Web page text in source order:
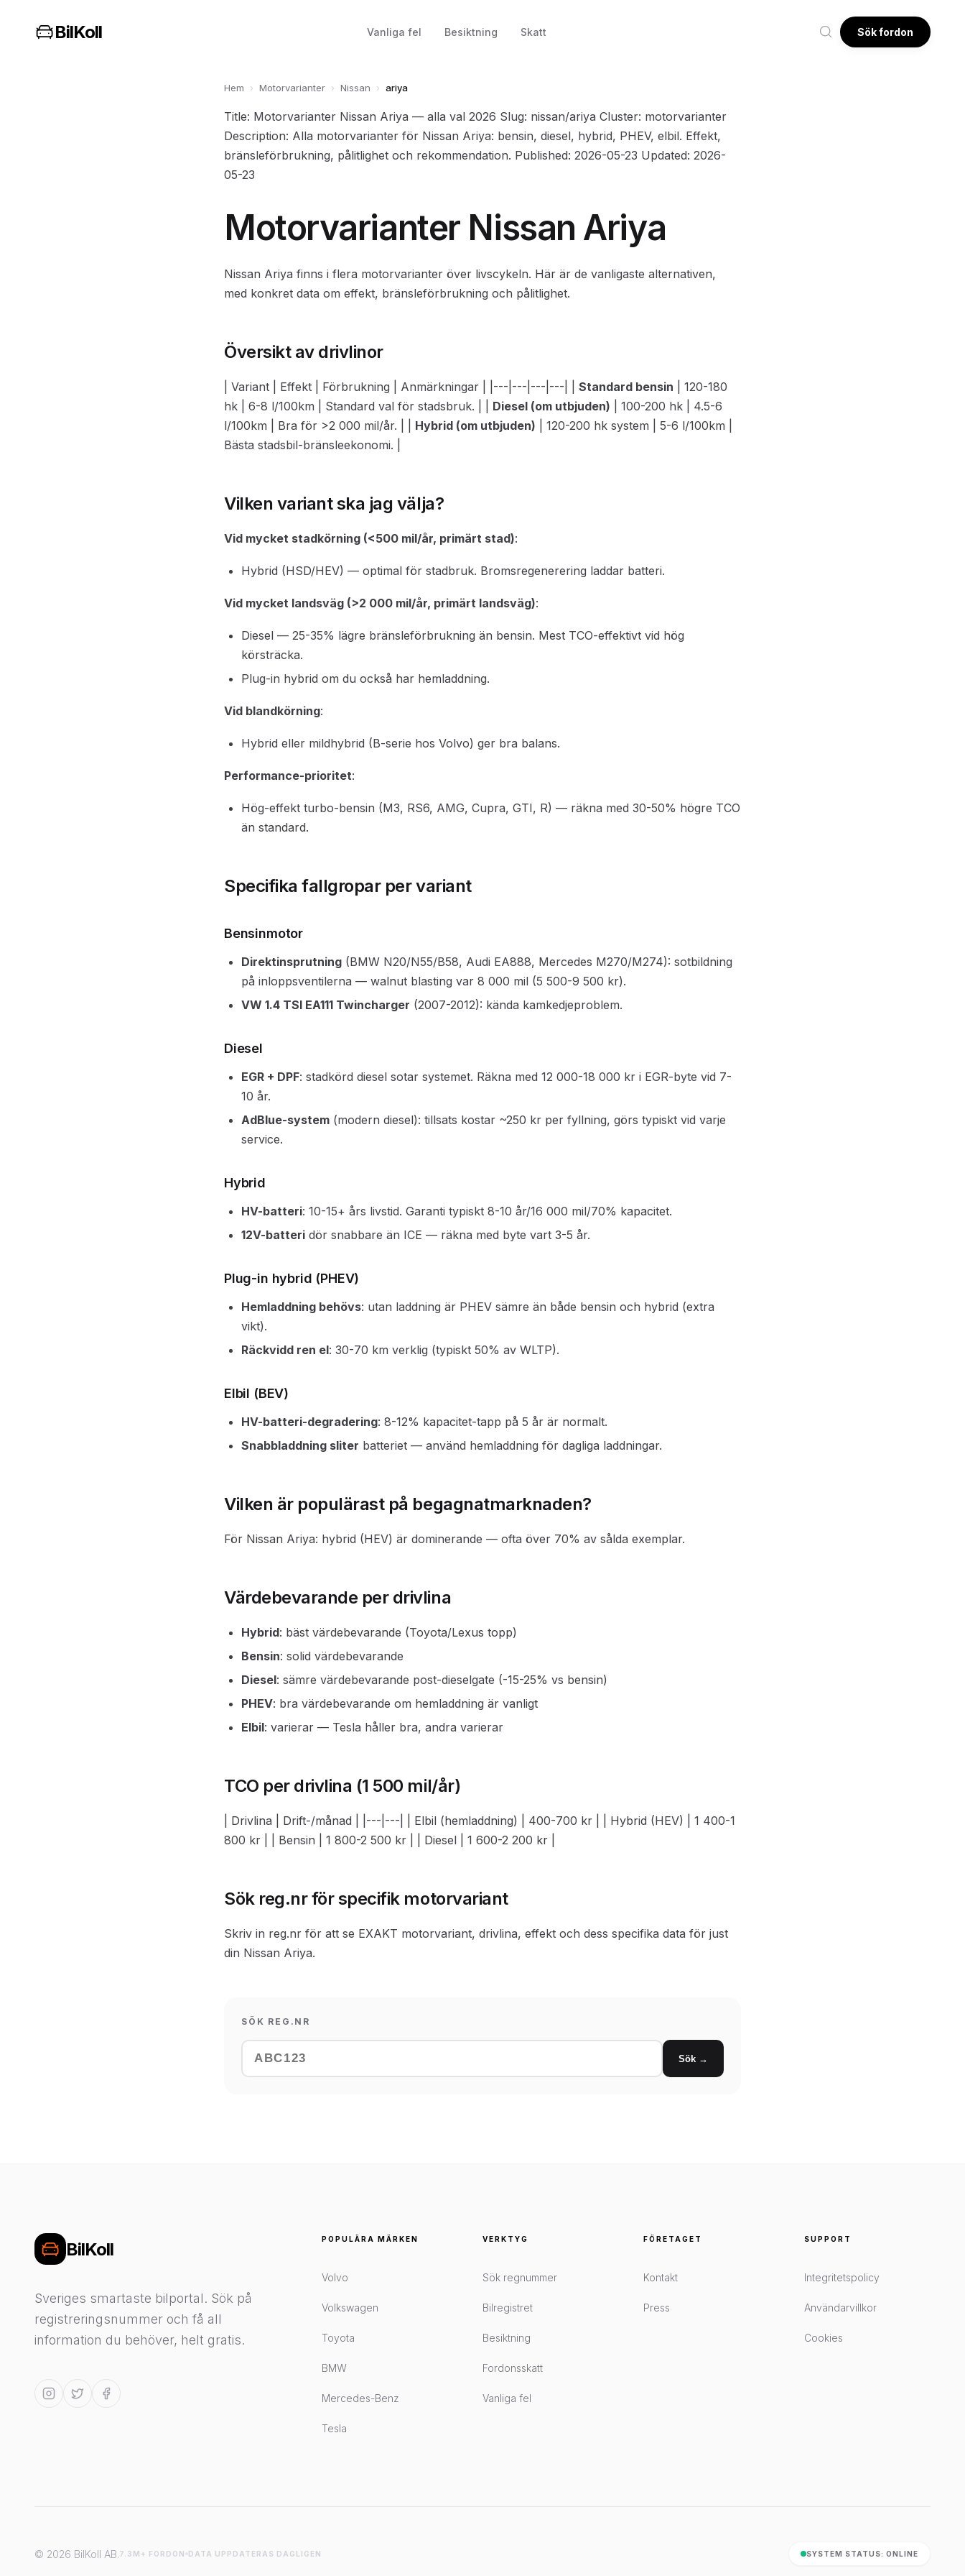
BilKoll Vanliga fel Besiktning Skatt Sök fordon
Hem › Motorvarianter › Nissan › ariya
Title: Motorvarianter Nissan Ariya — alla val 2026 Slug: nissan/ariya Cluster: motorvarianter
Description: Alla motorvarianter för Nissan Ariya: bensin, diesel, hybrid, PHEV, elbil. Effekt,
bränsleförbrukning, pålitlighet och rekommendation. Published: 2026-05-23 Updated: 2026-
05-23
Motorvarianter Nissan Ariya
Nissan Ariya finns i flera motorvarianter över livscykeln. Här är de vanligaste alternativen,
med konkret data om effekt, bränsleförbrukning och pålitlighet.
Översikt av drivlinor
| Variant | Effekt | Förbrukning | Anmärkningar | |---|---|---|---| | Standard bensin | 120-180
hk | 6-8 l/100km | Standard val för stadsbruk. | | Diesel (om utbjuden) | 100-200 hk | 4.5-6
l/100km | Bra för >2 000 mil/år. | | Hybrid (om utbjuden) | 120-200 hk system | 5-6 l/100km |
Bästa stadsbil-bränsleekonomi. |
Vilken variant ska jag välja?
Vid mycket stadkörning (<500 mil/år, primärt stad):
Hybrid (HSD/HEV) — optimal för stadbruk. Bromsregenerering laddar batteri.
Vid mycket landsväg (>2 000 mil/år, primärt landsväg):
Diesel — 25-35% lägre bränsleförbrukning än bensin. Mest TCO-effektivt vid hög
körsträcka.
Plug-in hybrid om du också har hemladdning.
Vid blandkörning:
Hybrid eller mildhybrid (B-serie hos Volvo) ger bra balans.
Performance-prioritet:
Hög-effekt turbo-bensin (M3, RS6, AMG, Cupra, GTI, R) — räkna med 30-50% högre TCO
än standard.
Specifika fallgropar per variant
Bensinmotor
Direktinsprutning (BMW N20/N55/B58, Audi EA888, Mercedes M270/M274): sotbildning
på inloppsventilerna — walnut blasting var 8 000 mil (5 500-9 500 kr).
VW 1.4 TSI EA111 Twincharger (2007-2012): kända kamkedjeproblem.
Diesel
EGR + DPF: stadkörd diesel sotar systemet. Räkna med 12 000-18 000 kr i EGR-byte vid 7-
10 år.
AdBlue-system (modern diesel): tillsats kostar ~250 kr per fyllning, görs typiskt vid varje
service.
Hybrid
HV-batteri: 10-15+ års livstid. Garanti typiskt 8-10 år/16 000 mil/70% kapacitet.
12V-batteri dör snabbare än ICE — räkna med byte vart 3-5 år.
Plug-in hybrid (PHEV)
Hemladdning behövs: utan laddning är PHEV sämre än både bensin och hybrid (extra
vikt).
Räckvidd ren el: 30-70 km verklig (typiskt 50% av WLTP).
Elbil (BEV)
HV-batteri-degradering: 8-12% kapacitet-tapp på 5 år är normalt.
Snabbladdning sliter batteriet — använd hemladdning för dagliga laddningar.
Vilken är populärast på begagnatmarknaden?
För Nissan Ariya: hybrid (HEV) är dominerande — ofta över 70% av sålda exemplar.
Värdebevarande per drivlina
Hybrid: bäst värdebevarande (Toyota/Lexus topp)
Bensin: solid värdebevarande
Diesel: sämre värdebevarande post-dieselgate (-15-25% vs bensin)
PHEV: bra värdebevarande om hemladdning är vanligt
Elbil: varierar — Tesla håller bra, andra varierar
TCO per drivlina (1 500 mil/år)
| Drivlina | Drift-/månad | |---|---| | Elbil (hemladdning) | 400-700 kr | | Hybrid (HEV) | 1 400-1
800 kr | | Bensin | 1 800-2 500 kr | | Diesel | 1 600-2 200 kr |
Sök reg.nr för specifik motorvariant
Skriv in reg.nr för att se EXAKT motorvariant, drivlina, effekt och dess specifika data för just
din Nissan Ariya.
SÖK REG.NR
Sök →
BilKoll
Sveriges smartaste bilportal. Sök på
registreringsnummer och få all
information du behöver, helt gratis.
POPULÄRA MÄRKEN
Volvo
Volkswagen
Toyota
BMW
Mercedes-Benz
Tesla
VERKTYG
Sök regnummer
Bilregistret
Besiktning
Fordonsskatt
Vanliga fel
FÖRETAGET
Kontakt
Press
SUPPORT
Integritetspolicy
Användarvillkor
Cookies
© 2026 BilKoll AB.7.3M+ FORDON DATA UPPDATERAS DAGLIGEN SYSTEM STATUS: ONLINE